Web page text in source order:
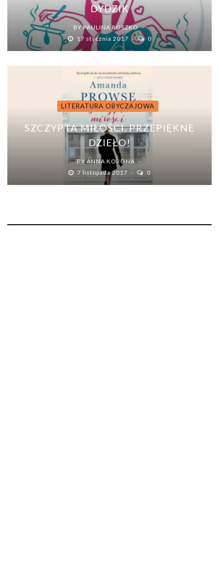
DYDZIK
BYPAULINA ROSZKO
17 stycznia 2017
0
LITERATURA OBYCZAJOWA
SZCZYPTA MIŁOŚCI. PRZEPIĘKNE
DZIEŁO!
BYANNA KORONA
7 listopada 2017
0